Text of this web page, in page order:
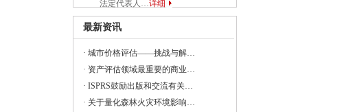
关于开展2023年全国节能宣传周和全国低碳日活动的通知
国家发展改革委组织召开支持贵州在新时代西部大开发
法定代表人…详细
最新资讯
· 城市价格评估——挑战与解…
· 资产评估领域最重要的商业…
· ISPRS鼓励出版和交流有关…
· 关于量化森林火灾环境影响…